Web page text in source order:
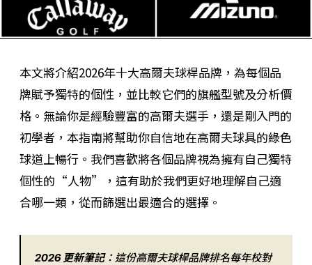
本文將介紹2026年十大高爾夫球桿品牌，為每個品
牌賦予獨特的個性，並比較它們的旗艦型號及分析價
格。無論你是經驗豐富的高爾夫選手，還是剛入門的
初學者，本指南將幫助你自信地在高爾夫球具的綠色
球道上暢行。我們喜歡將各個品牌視為擁有自己獨特
個性的“人物”，這有助於我們更好地理解自己適
合哪一類，從而篩選出最適合的選擇。
2026 更新筆記：這份高爾夫球桿品牌排名每年校對